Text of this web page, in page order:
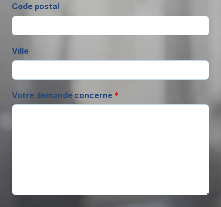
Code postal
Ville
Votre demande concerne *